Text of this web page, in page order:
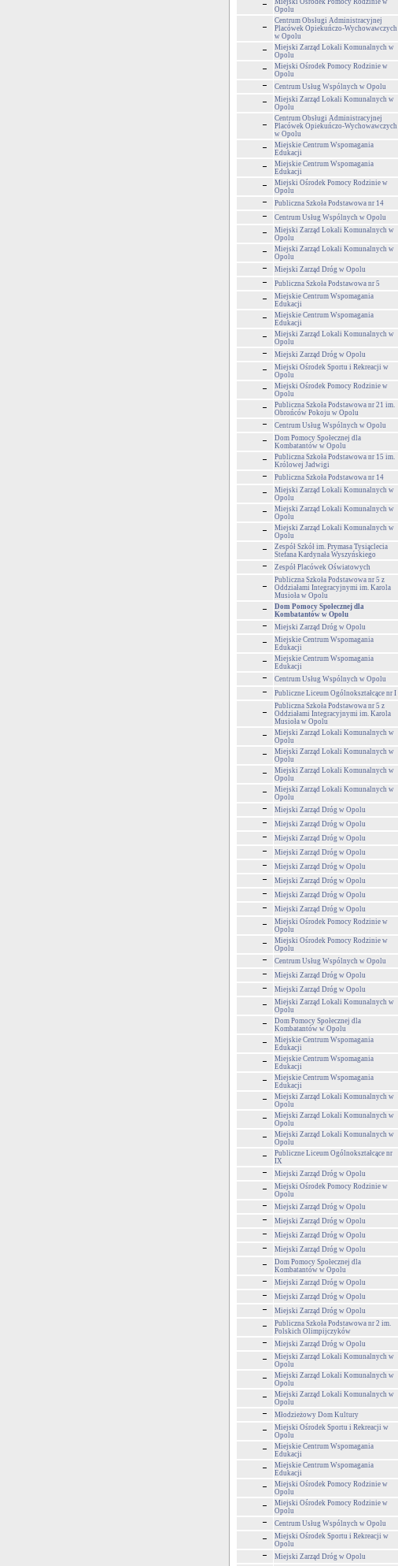
Miejski Ośrodek Pomocy Rodzinie w
Opolu
Centrum Obsługi Administracyjnej
Placówek Opiekuńczo-Wychowawczych
w Opolu
Miejski Zarząd Lokali Komunalnych w
Opolu
Miejski Ośrodek Pomocy Rodzinie w
Opolu
Centrum Usług Wspólnych w Opolu
Miejski Zarząd Lokali Komunalnych w
Opolu
Centrum Obsługi Administracyjnej
Placówek Opiekuńczo-Wychowawczych
w Opolu
Miejskie Centrum Wspomagania
Edukacji
Miejskie Centrum Wspomagania
Edukacji
Miejski Ośrodek Pomocy Rodzinie w
Opolu
Publiczna Szkoła Podstawowa nr 14
Centrum Usług Wspólnych w Opolu
Miejski Zarząd Lokali Komunalnych w
Opolu
Miejski Zarząd Lokali Komunalnych w
Opolu
Miejski Zarząd Dróg w Opolu
Publiczna Szkoła Podstawowa nr 5
Miejskie Centrum Wspomagania
Edukacji
Miejskie Centrum Wspomagania
Edukacji
Miejski Zarząd Lokali Komunalnych w
Opolu
Miejski Zarząd Dróg w Opolu
Miejski Ośrodek Sportu i Rekreacji w
Opolu
Miejski Ośrodek Pomocy Rodzinie w
Opolu
Publiczna Szkoła Podstawowa nr 21 im.
Obrońców Pokoju w Opolu
Centrum Usług Wspólnych w Opolu
Dom Pomocy Społecznej dla
Kombatantów w Opolu
Publiczna Szkoła Podstawowa nr 15 im.
Królowej Jadwigi
Publiczna Szkoła Podstawowa nr 14
Miejski Zarząd Lokali Komunalnych w
Opolu
Miejski Zarząd Lokali Komunalnych w
Opolu
Miejski Zarząd Lokali Komunalnych w
Opolu
Zespół Szkół im. Prymasa Tysiąclecia
Stefana Kardynała Wyszyńskiego
Zespół Placówek Oświatowych
Publiczna Szkoła Podstawowa nr 5 z
Oddziałami Integracyjnymi im. Karola
Musioła w Opolu
Dom Pomocy Społecznej dla
Kombatantów w Opolu
Miejski Zarząd Dróg w Opolu
Miejskie Centrum Wspomagania
Edukacji
Miejskie Centrum Wspomagania
Edukacji
Centrum Usług Wspólnych w Opolu
Publiczne Liceum Ogólnokształcące nr I
Publiczna Szkoła Podstawowa nr 5 z
Oddziałami Integracyjnymi im. Karola
Musioła w Opolu
Miejski Zarząd Lokali Komunalnych w
Opolu
Miejski Zarząd Lokali Komunalnych w
Opolu
Miejski Zarząd Lokali Komunalnych w
Opolu
Miejski Zarząd Lokali Komunalnych w
Opolu
Miejski Zarząd Dróg w Opolu
Miejski Zarząd Dróg w Opolu
Miejski Zarząd Dróg w Opolu
Miejski Zarząd Dróg w Opolu
Miejski Zarząd Dróg w Opolu
Miejski Zarząd Dróg w Opolu
Miejski Zarząd Dróg w Opolu
Miejski Zarząd Dróg w Opolu
Miejski Ośrodek Pomocy Rodzinie w
Opolu
Miejski Ośrodek Pomocy Rodzinie w
Opolu
Centrum Usług Wspólnych w Opolu
Miejski Zarząd Dróg w Opolu
Miejski Zarząd Dróg w Opolu
Miejski Zarząd Lokali Komunalnych w
Opolu
Dom Pomocy Społecznej dla
Kombatantów w Opolu
Miejskie Centrum Wspomagania
Edukacji
Miejskie Centrum Wspomagania
Edukacji
Miejskie Centrum Wspomagania
Edukacji
Miejski Zarząd Lokali Komunalnych w
Opolu
Miejski Zarząd Lokali Komunalnych w
Opolu
Miejski Zarząd Lokali Komunalnych w
Opolu
Publiczne Liceum Ogólnokształcące nr
IX
Miejski Zarząd Dróg w Opolu
Miejski Ośrodek Pomocy Rodzinie w
Opolu
Miejski Zarząd Dróg w Opolu
Miejski Zarząd Dróg w Opolu
Miejski Zarząd Dróg w Opolu
Miejski Zarząd Dróg w Opolu
Dom Pomocy Społecznej dla
Kombatantów w Opolu
Miejski Zarząd Dróg w Opolu
Miejski Zarząd Dróg w Opolu
Miejski Zarząd Dróg w Opolu
Publiczna Szkoła Podstawowa nr 2 im.
Polskich Olimpijczyków
Miejski Zarząd Dróg w Opolu
Miejski Zarząd Lokali Komunalnych w
Opolu
Miejski Zarząd Lokali Komunalnych w
Opolu
Miejski Zarząd Lokali Komunalnych w
Opolu
Młodzieżowy Dom Kultury
Miejski Ośrodek Sportu i Rekreacji w
Opolu
Miejskie Centrum Wspomagania
Edukacji
Miejskie Centrum Wspomagania
Edukacji
Miejski Ośrodek Pomocy Rodzinie w
Opolu
Miejski Ośrodek Pomocy Rodzinie w
Opolu
Centrum Usług Wspólnych w Opolu
Miejski Ośrodek Sportu i Rekreacji w
Opolu
Miejski Zarząd Dróg w Opolu